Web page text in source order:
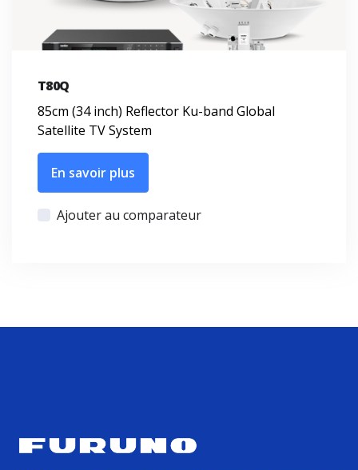
T80Q
85cm (34 inch) Reflector Ku-band Global
Satellite TV System
En savoir plus
Ajouter au comparateur